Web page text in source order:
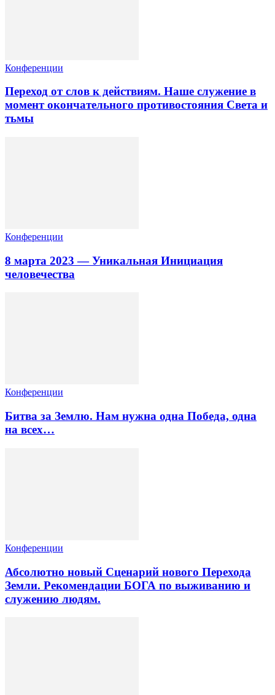
Конференции
Переход от слов к действиям. Наше служение в
момент окончательного противостояния Света и
тьмы
Конференции
8 марта 2023 — Уникальная Инициация
человечества
Конференции
Битва за Землю. Нам нужна одна Победа, одна
на всех…
Конференции
Абсолютно новый Сценарий нового Перехода
Земли. Рекомендации БОГА по выживанию и
служению людям.